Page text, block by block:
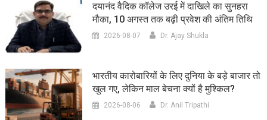
दयानंद वैदिक कॉलेज उरई में दाखिले का सुनहरा
मौका, 10 अगस्त तक बढ़ी प्रवेश की अंतिम तिथि
2026-08-07 Dr. Ajay Shukla
भारतीय कारोबारियों के लिए दुनिया के बड़े बाजार तो
खुल गए, लेकिन माल बेचना क्यों है मुश्किल?
2026-08-06 Dr. Anil Tripathi